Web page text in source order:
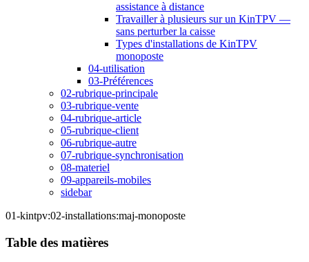
assistance à distance
Travailler à plusieurs sur un KinTPV —
sans perturber la caisse
Types d'installations de KinTPV
monoposte
04-utilisation
03-Préférences
02-rubrique-principale
03-rubrique-vente
04-rubrique-article
05-rubrique-client
06-rubrique-autre
07-rubrique-synchronisation
08-materiel
09-appareils-mobiles
sidebar
01-kintpv:02-installations:maj-monoposte
Table des matières